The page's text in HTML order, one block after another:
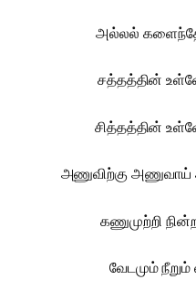
அல்லல் களைந்தே
சத்தத்தின்
சித்தத்தின்
அணுவிற்கு அணுவாய்
கணுமுற்றி
வேடமும் நீறும்